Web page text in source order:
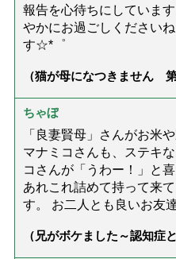
報告を心待ちにしていま
やかにお過ごしください
す☆*゜
（猫が母になつきません
ちゃぼ
「良妻賢母」さんがお米
マナミコさんも、ステキ
コさんが「うわー！」と
あれこれ詰めて持って来
す。 お二人とも良いお友
（兄がボケました～認知症